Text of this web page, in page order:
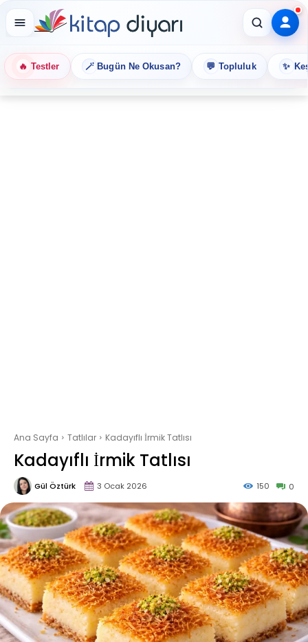
🔥 Testler 🪄 Bugün Ne Okusan? 💬 Topluluk ✨
Ana Sayfa Tatlılar Kadayıflı İrmik Tatlısı
Kadayıflı İrmik Tatlısı
Gül Öztürk 3 Ocak 2026 0
150